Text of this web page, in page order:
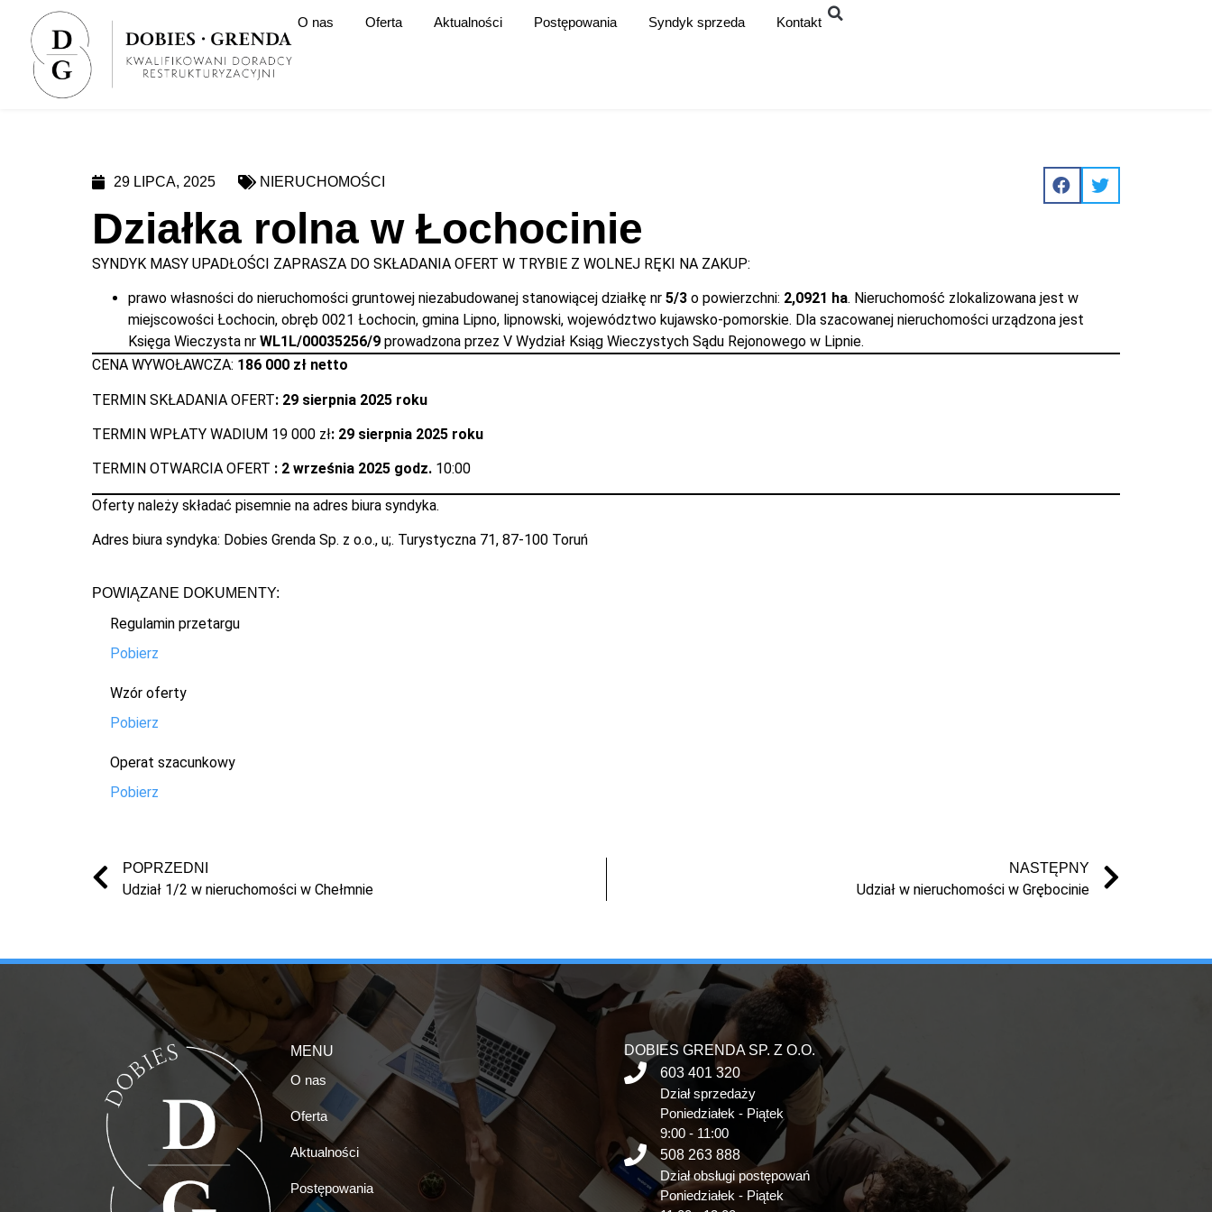
O nas Oferta Aktualności Postępowania Syndyk sprzeda Kontakt
29 LIPCA, 2025 NIERUCHOMOŚCI
Działka rolna w Łochocinie
SYNDYK MASY UPADŁOŚCI ZAPRASZA DO SKŁADANIA OFERT W TRYBIE Z WOLNEJ RĘKI NA ZAKUP:
prawo własności do nieruchomości gruntowej niezabudowanej stanowiącej działkę nr 5/3 o powierzchni: 2,0921 ha. Nieruchomość zlokalizowana jest w
miejscowości Łochocin, obręb 0021 Łochocin, gmina Lipno, lipnowski, województwo kujawsko-pomorskie. Dla szacowanej nieruchomości urządzona jest
Księga Wieczysta nr WL1L/00035256/9 prowadzona przez V Wydział Ksiąg Wieczystych Sądu Rejonowego w Lipnie.
CENA WYWOŁAWCZA: 186 000 zł netto
TERMIN SKŁADANIA OFERT: 29 sierpnia 2025 roku
TERMIN WPŁATY WADIUM 19 000 zł: 29 sierpnia 2025 roku
TERMIN OTWARCIA OFERT : 2 września 2025 godz. 10:00
Oferty należy składać pisemnie na adres biura syndyka.
Adres biura syndyka: Dobies Grenda Sp. z o.o., u;. Turystyczna 71, 87-100 Toruń
POWIĄZANE DOKUMENTY:
Regulamin przetargu
Pobierz
Wzór oferty
Pobierz
Operat szacunkowy
Pobierz
POPRZEDNI
Udział 1/2 w nieruchomości w Chełmnie
NASTĘPNY
Udział w nieruchomości w Grębocinie
MENU
O nas
Oferta
Aktualności
Postępowania
DOBIES GRENDA SP. Z O.O.
603 401 320
Dział sprzedaży
Poniedziałek - Piątek
9:00 - 11:00
508 263 888
Dział obsługi postępowań
Poniedziałek - Piątek